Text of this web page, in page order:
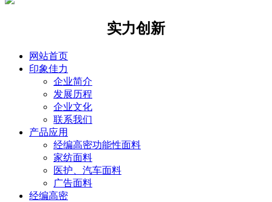
实力创新
网站首页
印象佳力
企业简介
发展历程
企业文化
联系我们
产品应用
经编高密功能性面料
家纺面料
医护、汽车面料
广告面料
经编高密